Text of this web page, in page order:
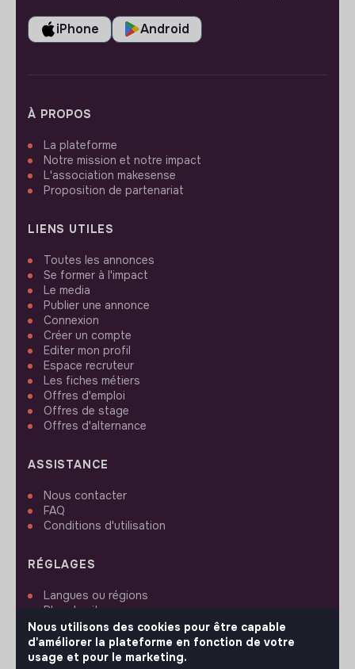
iPhone Android
À PROPOS
La plateforme
Notre mission et notre impact
L'association makesense
Proposition de partenariat
LIENS UTILES
Toutes les annonces
Se former à l'impact
Le media
Publier une annonce
Connexion
Créer un compte
Editer mon profil
Espace recruteur
Les fiches métiers
Offres d'emploi
Offres de stage
Offres d'alternance
ASSISTANCE
Nous contacter
FAQ
Conditions d'utilisation
RÉGLAGES
Langues ou régions
Plan du site
Paramètres des cookies
Nous utilisons des cookies pour être capable
d'améliorer la plateforme en fonction de votre
usage et pour le marketing.